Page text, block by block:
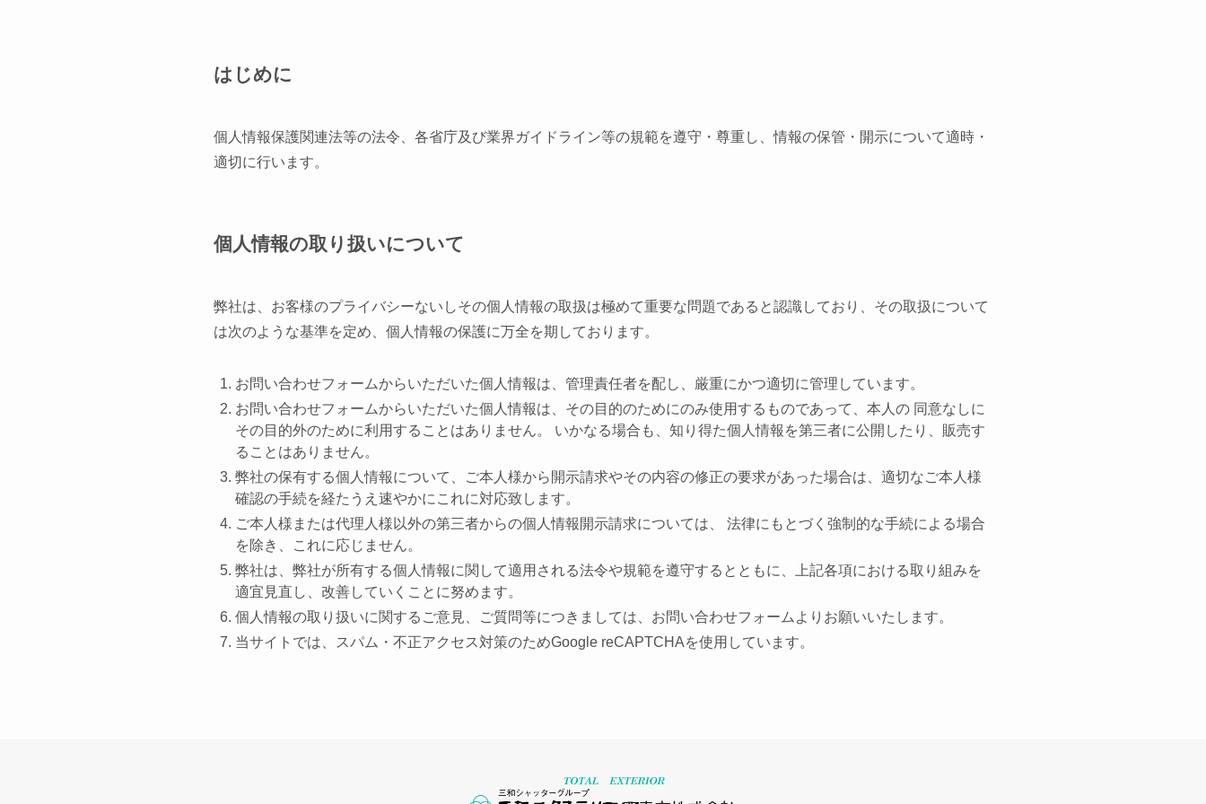
はじめに
個人情報保護関連法等の法令、各省庁及び業界ガイドライン等の規範を遵守・尊重し、情報の保管・開示について適時・
適切に行います。
個人情報の取り扱いについて
弊社は、お客様のプライバシーないしその個人情報の取扱は極めて重要な問題であると認識しており、その取扱について
は次のような基準を定め、個人情報の保護に万全を期しております。
お問い合わせフォームからいただいた個人情報は、管理責任者を配し、厳重にかつ適切に管理しています。
お問い合わせフォームからいただいた個人情報は、その目的のためにのみ使用するものであって、本人の 同意なしに
その目的外のために利用することはありません。 いかなる場合も、知り得た個人情報を第三者に公開したり、販売す
ることはありません。
弊社の保有する個人情報について、ご本人様から開示請求やその内容の修正の要求があった場合は、適切なご本人様
確認の手続を経たうえ速やかにこれに対応致します。
ご本人様または代理人様以外の第三者からの個人情報開示請求については、 法律にもとづく強制的な手続による場合
を除き、これに応じません。
弊社は、弊社が所有する個人情報に関して適用される法令や規範を遵守するとともに、上記各項における取り組みを
適宜見直し、改善していくことに努めます。
個人情報の取り扱いに関するご意見、ご質問等につきましては、お問い合わせフォームよりお願いいたします。
当サイトでは、スパム・不正アクセス対策のためGoogle reCAPTCHAを使用しています。